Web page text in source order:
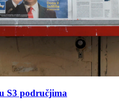
S3 područjima